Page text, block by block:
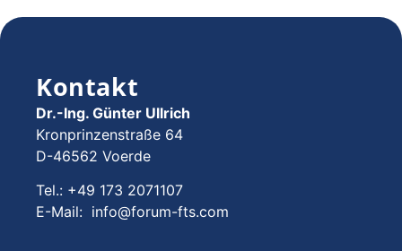
Kontakt
Dr.-Ing. Günter Ullrich
Kronprinzenstraße 64
D-46562 Voerde
Tel.: +49 173 2071107
E-Mail: info@forum-fts.com